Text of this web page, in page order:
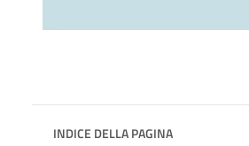
INDICE DELLA PAGINA